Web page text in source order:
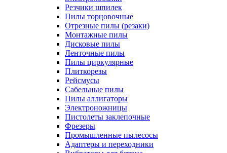
Резчики шпилек
Пилы торцовочные
Отрезные пилы (резаки)
Монтажные пилы
Дисковые пилы
Ленточные пилы
Пилы циркулярные
Плиткорезы
Рейсмусы
Сабельные пилы
Пилы аллигаторы
Электроножницы
Пистолеты заклепочные
Фрезеры
Промышленные пылесосы
Адаптеры и переходники